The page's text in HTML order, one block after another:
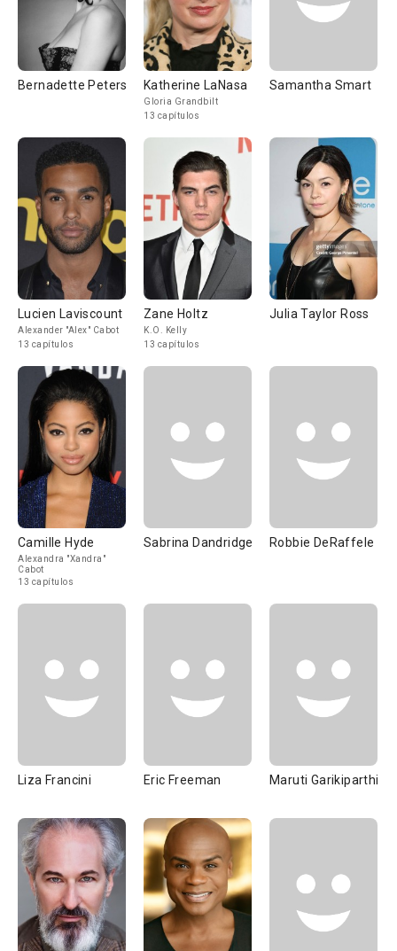
Bernadette Peters Katherine LaNasa
Gloria Grandbilt
13 capítulos
Samantha Smart
Lucien Laviscount
Alexander "Alex" Cabot
13 capítulos
Zane Holtz
K.O. Kelly
13 capítulos
Julia Taylor Ross
Camille Hyde
Alexandra "Xandra"
Cabot
13 capítulos
Sabrina Dandridge Robbie DeRaffele
Liza Francini Eric Freeman Maruti Garikiparthi